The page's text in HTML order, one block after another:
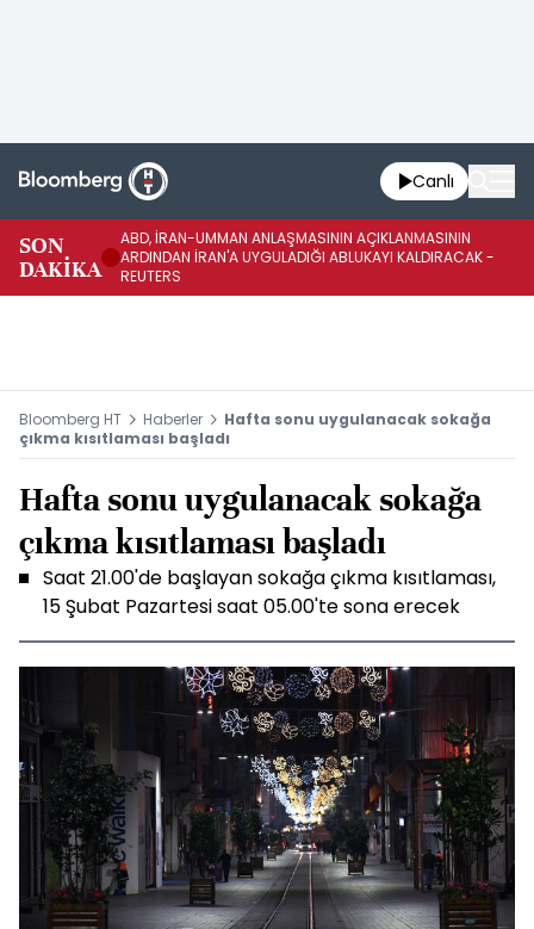
Canlı
SON
DAKİKA
ABD, İRAN-UMMAN ANLAŞMASININ AÇIKLANMASININ
ARDINDAN İRAN'A UYGULADIĞI ABLUKAYI KALDIRACAK -
REUTERS
Bloomberg HT Haberler
Hafta sonu uygulanacak sokağa
çıkma kısıtlaması başladı
Hafta sonu uygulanacak sokağa
çıkma kısıtlaması başladı
Saat 21.00'de başlayan sokağa çıkma kısıtlaması,
15 Şubat Pazartesi saat 05.00'te sona erecek